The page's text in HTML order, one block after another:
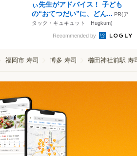
ぃ先生がアドバイス！ 子ども
の“おてつだい”に、どん... PR(ア
タック・キュキュット｜Hugkum)
Recommended by
福岡市 寿司 博多 寿司 櫛田神社前駅 寿